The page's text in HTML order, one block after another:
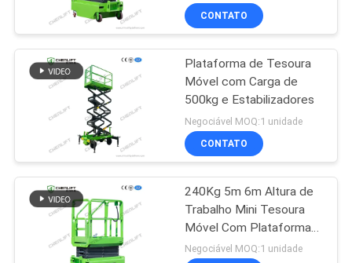
CONTATO
Plataforma de Tesoura
Móvel com Carga de
500kg e Estabilizadores
Negociável MOQ:1 unidade
CONTATO
240Kg 5m 6m Altura de
Trabalho Mini Tesoura
Móvel Com Plataforma
de Extensão
Negociável MOQ:1 unidade